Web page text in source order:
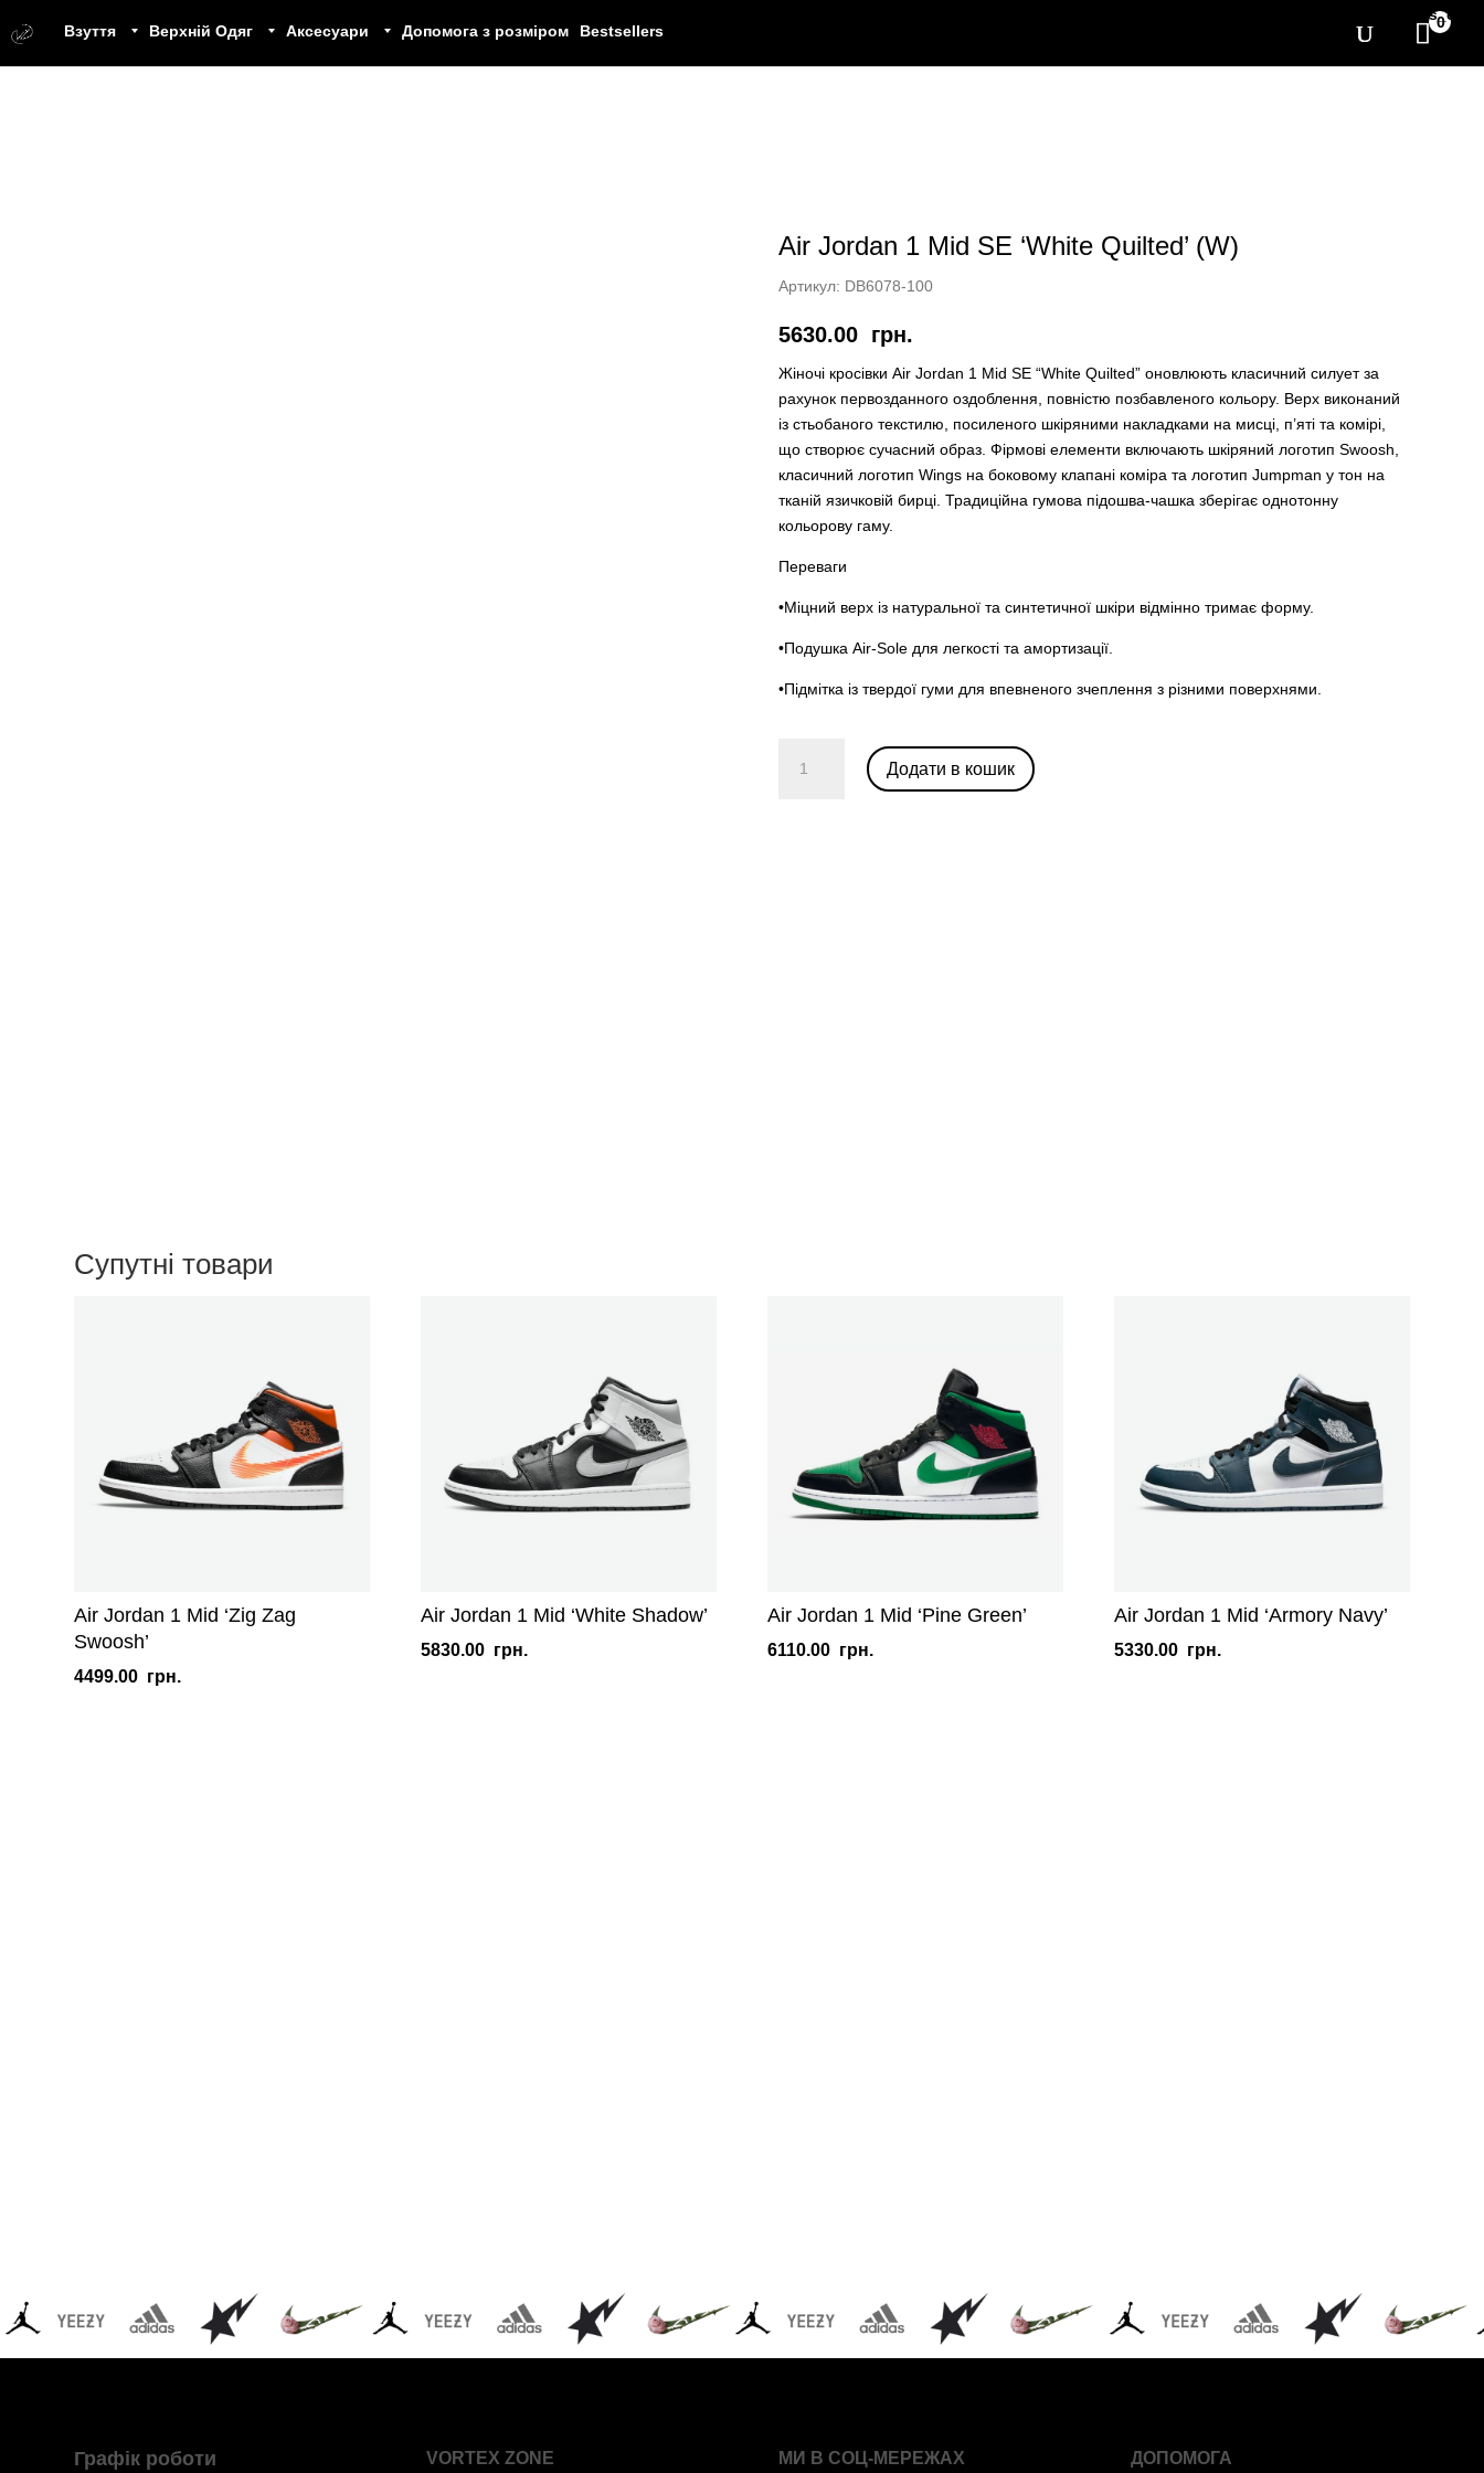
Взуття Верхній Одяг Аксесуари Допомога з розміром Bestsellers 0
Air Jordan 1 Mid SE ‘White Quilted’ (W)
Артикул: DB6078-100
5630.00 грн.
Жіночі кросівки Air Jordan 1 Mid SE “White Quilted” оновлюють класичний силует за
рахунок первозданного оздоблення, повністю позбавленого кольору. Верх виконаний
із стьобаного текстилю, посиленого шкіряними накладками на мисці, п’яті та комірі,
що створює сучасний образ. Фірмові елементи включають шкіряний логотип Swoosh,
класичний логотип Wings на боковому клапані коміра та логотип Jumpman у тон на
тканій язичковій бирці. Традиційна гумова підошва-чашка зберігає однотонну
кольорову гаму.
Переваги
•Міцний верх із натуральної та синтетичної шкіри відмінно тримає форму.
•Подушка Air-Sole для легкості та амортизації.
•Підмітка із твердої гуми для впевненого зчеплення з різними поверхнями.
Jordan
Додати в кошик
Супутні товари
Air Jordan 1 Mid ‘Zig Zag
Swoosh’
4499.00 грн.
Air Jordan 1 Mid ‘White Shadow’
5830.00 грн.
Air Jordan 1 Mid ‘Pine Green’
6110.00 грн.
Air Jordan 1 Mid ‘Armory Navy’
5330.00 грн.
Графік роботи VORTEX ZONE МИ В СОЦ-МЕРЕЖАХ ДОПОМОГА